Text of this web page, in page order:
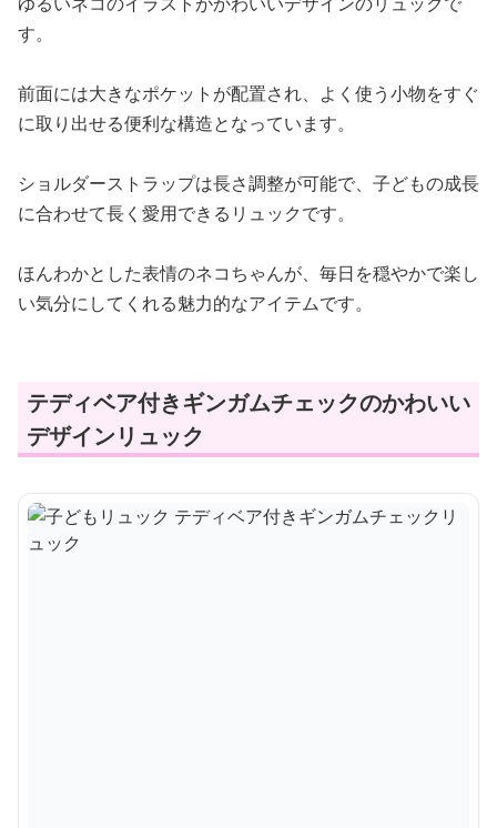
す。
前面には大きなポケットが配置され、よく使う小物をすぐ
に取り出せる便利な構造となっています。
ショルダーストラップは長さ調整が可能で、子どもの成長
に合わせて長く愛用できるリュックです。
ほんわかとした表情のネコちゃんが、毎日を穏やかで楽し
い気分にしてくれる魅力的なアイテムです。
テディベア付きギンガムチェックのかわいい
デザインリュック